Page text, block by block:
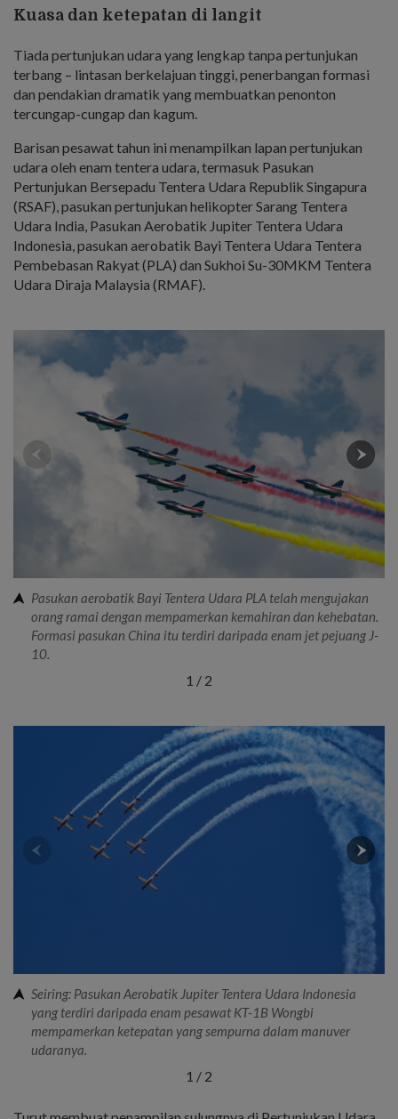
Kuasa dan ketepatan di langit
Tiada pertunjukan udara yang lengkap tanpa pertunjukan
terbang – lintasan berkelajuan tinggi, penerbangan formasi
dan pendakian dramatik yang membuatkan penonton
tercungap-cungap dan kagum.
Barisan pesawat tahun ini menampilkan lapan pertunjukan
udara oleh enam tentera udara, termasuk Pasukan
Pertunjukan Bersepadu Tentera Udara Republik Singapura
(RSAF), pasukan pertunjukan helikopter Sarang Tentera
Udara India, Pasukan Aerobatik Jupiter Tentera Udara
Indonesia, pasukan aerobatik Bayi Tentera Udara Tentera
Pembebasan Rakyat (PLA) dan Sukhoi Su-30MKM Tentera
Udara Diraja Malaysia (RMAF).
Pasukan aerobatik Bayi Tentera Udara PLA telah mengujakan
orang ramai dengan mempamerkan kemahiran dan kehebatan.
Formasi pasukan China itu terdiri daripada enam jet pejuang J-
10.
1 / 2
Seiring: Pasukan Aerobatik Jupiter Tentera Udara Indonesia
yang terdiri daripada enam pesawat KT-1B Wongbi
mempamerkan ketepatan yang sempurna dalam manuver
udaranya.
1 / 2